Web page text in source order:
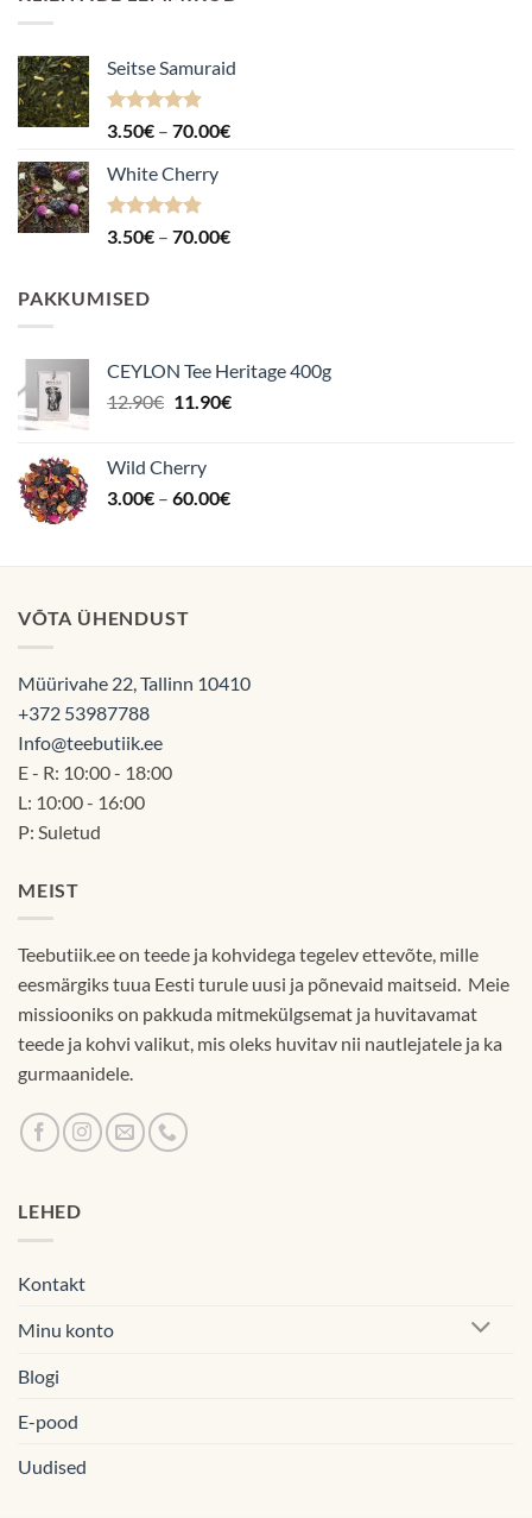
Seitse Samuraid
Hinnanguga
3.50€ – 70.00€Hinnavahemik:
White Cherry
Hinnanguga
3.50€ – 70.00€Hinnavahemik:
PAKKUMISED
CEYLON Tee Heritage 400g
12.90€ Algne
12.90€.
11.90€Praegune
Wild Cherry
3.00€ – 60.00€Hinnavahemik:
60.00€
VÕTA ÜHENDUST
Müürivahe 22, Tallinn 10410
+372 53987788
Info@teebutiik.ee
E - R: 10:00 - 18:00
L: 10:00 - 16:00
P: Suletud
MEIST
Teebutiik.ee on teede ja kohvidega tegelev ettevõte, mille
eesmärgiks tuua Eesti turule uusi ja põnevaid maitseid. Meie
missiooniks on pakkuda mitmekülgsemat ja huvitavamat
teede ja kohvi valikut, mis oleks huvitav nii nautlejatele ja ka
gurmaanidele.
LEHED
Kontakt
Minu konto
Blogi
E-pood
Uudised